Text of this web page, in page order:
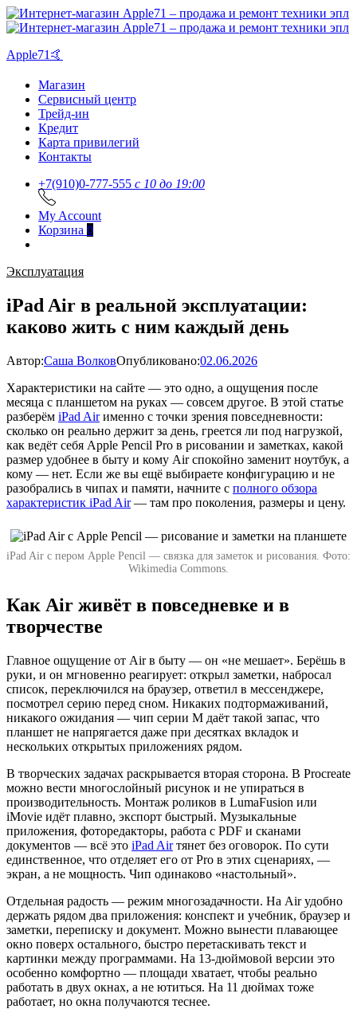
Apple71🤙
Магазин
Сервисный центр
Трейд-ин
Кредит
Карта привилегий
Контакты
+7(910)0-777-555 c 10 до 19:00
My Account
Корзина 0
Эксплуатация
iPad Air в реальной эксплуатации:
каково жить с ним каждый день
Автор:Саша ВолковОпубликовано:02.06.2026
Характеристики на сайте — это одно, а ощущения после
месяца с планшетом на руках — совсем другое. В этой статье
разберём iPad Airименно с точки зрения повседневности:
сколько он реально держит за день, греется ли под нагрузкой,
как ведёт себя Apple Pencil Pro в рисовании и заметках, какой
размер удобнее в быту и кому Air спокойно заменит ноутбук, а
кому — нет. Если же вы ещё выбираете конфигурацию и не
разобрались в чипах и памяти, начните с полного обзора
характеристик iPad Air— там про поколения, размеры и цену.
iPad Air с пером Apple Pencil — связка для заметок и рисования. Фото:
Wikimedia Commons.
Как Air живёт в повседневке и в
творчестве
Главное ощущение от Air в быту — он «не мешает». Берёшь в
руки, и он мгновенно реагирует: открыл заметки, набросал
список, переключился на браузер, ответил в мессенджере,
посмотрел серию перед сном. Никаких подтормаживаний,
никакого ожидания — чип серии M даёт такой запас, что
планшет не напрягается даже при десятках вкладок и
нескольких открытых приложениях рядом.
В творческих задачах раскрывается вторая сторона. В Procreate
можно вести многослойный рисунок и не упираться в
производительность. Монтаж роликов в LumaFusion или
iMovie идёт плавно, экспорт быстрый. Музыкальные
приложения, фоторедакторы, работа с PDF и сканами
документов — всё это iPad Airтянет без оговорок. По сути
единственное, что отделяет его от Pro в этих сценариях, —
экран, а не мощность. Чип одинаково «настольный».
Отдельная радость — режим многозадачности. На Air удобно
держать рядом два приложения: конспект и учебник, браузер и
заметки, переписку и документ. Можно вынести плавающее
окно поверх остального, быстро перетаскивать текст и
картинки между программами. На 13-дюймовой версии это
особенно комфортно — площади хватает, чтобы реально
работать в двух окнах, а не ютиться. На 11 дюймах тоже
работает, но окна получаются теснее.